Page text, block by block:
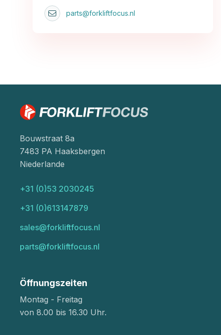
parts@forkliftfocus.nl
Bouwstraat 8a
7483 PA Haaksbergen
Niederlande
+31 (0)53 2030245
+31 (0)613147879
sales@forkliftfocus.nl
parts@forkliftfocus.nl
Öffnungszeiten
Montag - Freitag
von 8.00 bis 16.30 Uhr.